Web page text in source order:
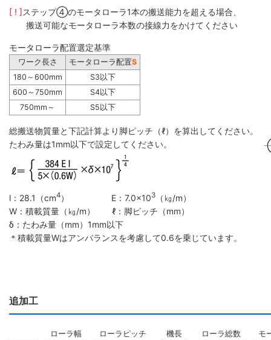
[ ! ]ステップ④のモータローラ1本の搬送能力を超える場合、
搬送可能なモータローラ本数の接線力をかけてください
モータローラ配置選定基準
ワーク長さ モータローラ配置S
180～600mm
S3以下
600～750mm
S4以下
750mm～
S5以下
総搬送物質量と下記計算より脚ピッチ（ℓ）を算出してください。
たわみ量は1mm以下で設定してください。
l：28.1（cm4） E：7.0×103
（㎏/m）
W：積載質量（㎏/m） ℓ：脚ピッチ（mm）
δ：たわみ量（mm）1mm以下
＊積載質量Wはアンバランスを考慮して0.6を乗じています。
追加工
ローラ幅 ローラピッチ 機長 ローラ総数
モ